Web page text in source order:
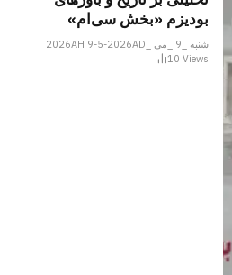
بودیزم «بخش سی‌ام»
شنبه _9 _می _2026AH 9-5-2026AD
10Views